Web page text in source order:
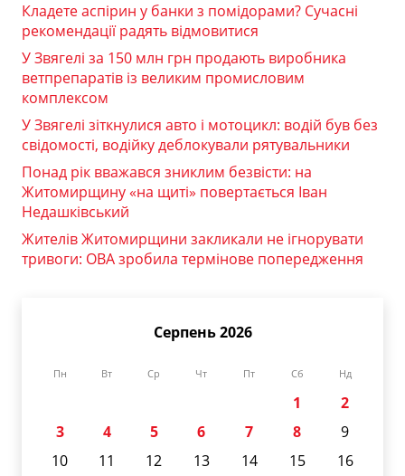
Кладете аспірин у банки з помідорами? Сучасні
рекомендації радять відмовитися
У Звягелі за 150 млн грн продають виробника
ветпрепаратів із великим промисловим
комплексом
У Звягелі зіткнулися авто і мотоцикл: водій був без
свідомості, водійку деблокували рятувальники
Понад рік вважався зниклим безвісти: на
Житомирщину «на щиті» повертається Іван
Недашківський
Жителів Житомирщини закликали не ігнорувати
тривоги: ОВА зробила термінове попередження
Серпень 2026
Пн Вт Ср Чт Пт Сб Нд
1
2
3
4 5 6 7 8
9
10
11 12 13 14 15
16